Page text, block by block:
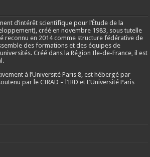
d’intérêt scientifique pour l’Étude de la
créé ennovembre 1983, sous tutelle
reconnu en 2014 comme structure fédérative de
des formations et des équipes de
Créé dans la Région Ile-de-France, il est
à l’Université Paris 8, est hébergé par
par le CIRAD – l’IRD et L’Université Paris